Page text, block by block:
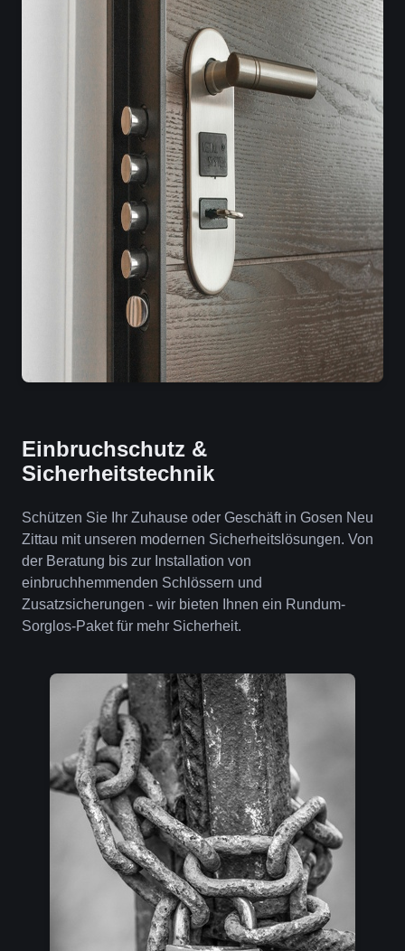
Einbruchschutz &
Sicherheitstechnik
Schützen Sie Ihr Zuhause oder Geschäft in Gosen Neu
Zittau mit unseren modernen Sicherheitslösungen. Von
der Beratung bis zur Installation von
einbruchhemmenden Schlössern und
Zusatzsicherungen - wir bieten Ihnen ein Rundum-
Sorglos-Paket für mehr Sicherheit.